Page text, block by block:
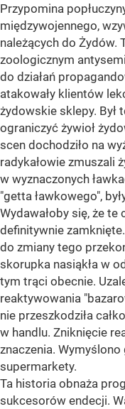
Przypomina
międzywojennego,
należących do Żydów.
zoologicznym
do działań
atakowały klientów
żydowskie sklepy. Był
ograniczyć żywioł
scen dochodziło na
radykałowie zmuszali
w wyznaczonych
"getta ławkowego",
Wydawałoby się, że
definitywnie
do zmiany tego
skorupka nasiąkła w
tym trąci obecnie.
reaktywowania
nie przeszkodziła
w handlu. Zniknięcie
znaczenia.
supermarkety.
Ta historia obnaża
sukcesorów endecji.